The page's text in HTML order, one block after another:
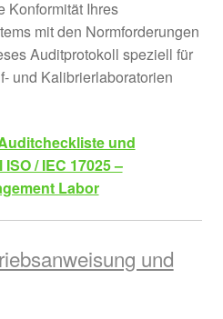
Konformität Ihres
mit den Normforderungen
Auditprotokoll speziell für
und Kalibrierlaboratorien
und
/ IEC 17025 –
Labor
und